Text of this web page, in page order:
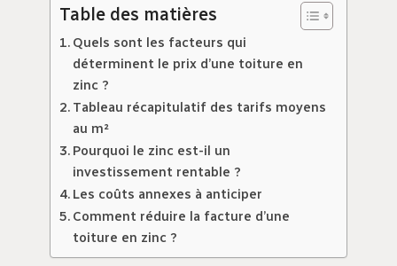
Table des matières
Quels sont les facteurs qui
déterminent le prix d’une toiture en
zinc ?
Tableau récapitulatif des tarifs moyens
au m²
Pourquoi le zinc est-il un
investissement rentable ?
Les coûts annexes à anticiper
Comment réduire la facture d’une
toiture en zinc ?